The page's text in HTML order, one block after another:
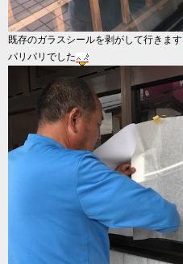
既存のガラスシールを剥がして行きます
パリパリでした